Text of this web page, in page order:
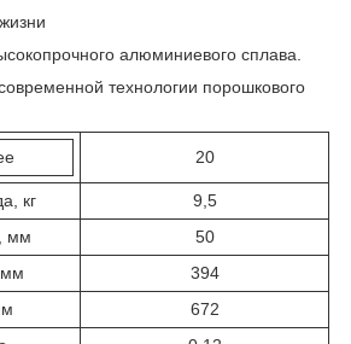
алюминиевого сплава.
технологии порошкового
20
кг
9,5
мм
50
мм
394
672